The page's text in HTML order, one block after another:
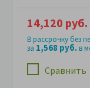
Сравнить
14,120 руб.
В рассрочку без
за 1,568 руб.в